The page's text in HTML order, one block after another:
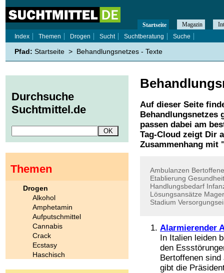
Auf dieser Seite
Behandlungsnetzes
passen dabei am
Tag-Cloud zeigt Dir
Zusammenhang mit
Ambulanzen
Etablierung
Handlungsbedarf
Lösungsansätze
Stadium
Alarmierender
In Italien leiden
den
Bertoffenen
gibt die
Startseite Magazin
Index
Themen Drogen Sucht Suchtberatung Suche
Pfad: Startseite > Behandlungsnetzes - Texte
Durchsuche
Suchtmittel.de
Themen
Drogen
Alkohol
Amphetamin
Aufputschmittel
Cannabis
Crack
Ecstasy
Haschisch